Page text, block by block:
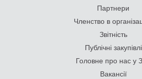
Партнери
Членство в
Звітність
Публічні закупівлі
Головне про нас у
Вакансії